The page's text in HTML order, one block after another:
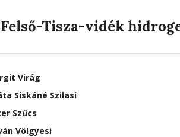
Tisza-vidék
Virág
Siskáné Szilasi
Szűcs
Völgyesi